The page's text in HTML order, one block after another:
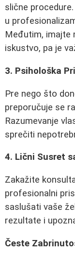
slične
u
Međutim, imajte
iskustvo, pa je
3. Psihološka
Pre nego što
preporučuje se
Razumevanje
sprečiti
4. Lični Susret
Zakažite
profesionalni
saslušati vaše
rezultate i
Česte